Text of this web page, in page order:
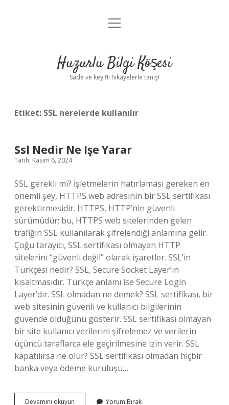
Anasayfa
Yasal Uyarı
menüyü
Huzurlu Bilgi Köşesi
Sade ve keyifli hikayelerle tanış!
Etiket: SSL nerelerde kullanılır
Ssl Nedir Ne Işe Yarar
Tarih: Kasım 6, 2024
SSL gerekli mi? İşletmelerin hatırlaması gereken en
önemli şey, HTTPS web adresinin bir SSL sertifikası
gerektirmesidir. HTTPS, HTTP’nin güvenli
sürümüdür; bu, HTTPS web sitelerinden gelen
trafiğin SSL kullanılarak şifrelendiği anlamına gelir.
Çoğu tarayıcı, SSL sertifikası olmayan HTTP
sitelerini “güvenli değil” olarak işaretler. SSL’in
Türkçesi nedir? SSL, Secure Socket Layer’ın
kısaltmasıdır. Türkçe anlamı ise Secure Login
Layer’dır. SSL olmadan ne demek? SSL sertifikası, bir
web sitesinin güvenli ve kullanıcı bilgilerinin
güvende olduğunu gösterir. SSL sertifikası olmayan
bir site kullanıcı verilerini şifrelemez ve verilerin
üçüncü taraflarca ele geçirilmesine izin verir. SSL
kapatılırsa ne olur? SSL sertifikası olmadan hiçbir
banka veya ödeme kuruluşu…
Devamını okuyun Yorum Bırak